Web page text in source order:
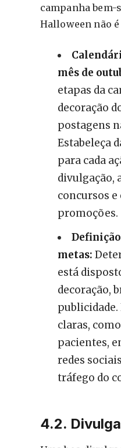
campanha bem-
Halloween não
mês de
etapas da
decoração
postagens
Estabeleça
para cada
divulgação,
concursos e
promoções.
metas:
está
decoração,
publicidade.
claras,
pacientes,
redes
tráfego do
4.2.